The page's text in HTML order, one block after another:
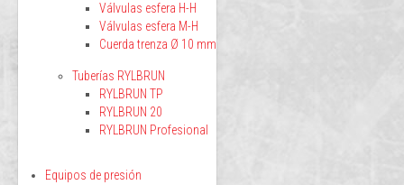
Válvulas esfera H-H
Válvulas esfera M-H
Cuerda trenza Ø 10 mm
Tuberías RYLBRUN
RYLBRUN TP
RYLBRUN 20
RYLBRUN Profesional
Equipos de presión